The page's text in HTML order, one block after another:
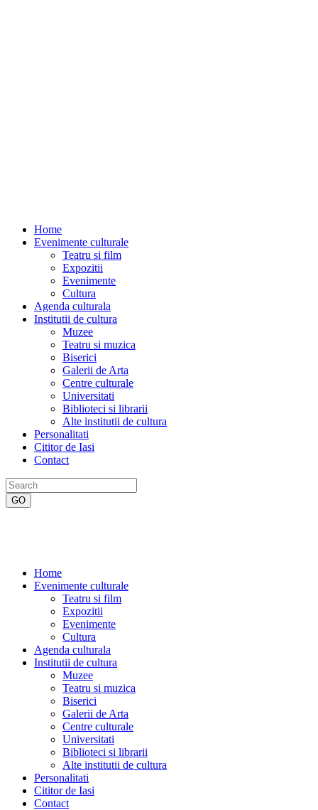
Home
Evenimente culturale
Teatru si film
Expozitii
Evenimente
Cultura
Agenda culturala
Institutii de cultura
Muzee
Teatru si muzica
Biserici
Galerii de Arta
Centre culturale
Universitati
Biblioteci si librarii
Alte institutii de cultura
Personalitati
Cititor de Iasi
Contact
Home
Evenimente culturale
Teatru si film
Expozitii
Evenimente
Cultura
Agenda culturala
Institutii de cultura
Muzee
Teatru si muzica
Biserici
Galerii de Arta
Centre culturale
Universitati
Biblioteci si librarii
Alte institutii de cultura
Personalitati
Cititor de Iasi
Contact